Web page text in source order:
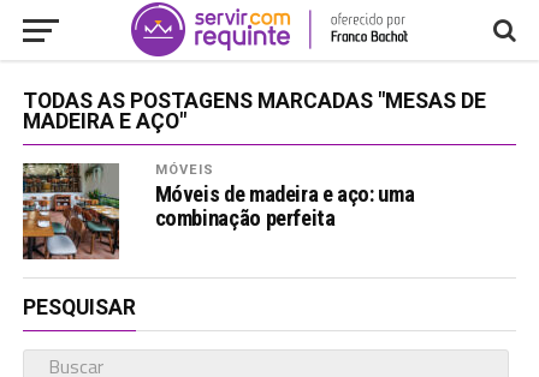
TODAS AS POSTAGENS MARCADAS "MESAS DE
MADEIRA E AÇO"
MÓVEIS
Móveis de madeira e aço: uma
combinação perfeita
PESQUISAR